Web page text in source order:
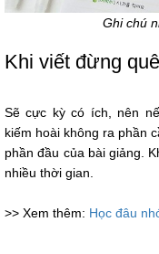
Ghi chú
Khi viết đừng
Sẽ cực kỳ có ích, nên
kiếm hoài không ra phần
phần đầu của bài giảng.
nhiều thời gian.
>> Xem thêm: Học đâu